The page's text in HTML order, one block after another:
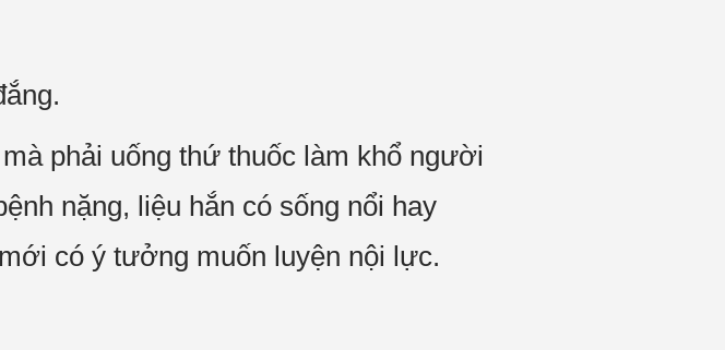
phải uống thứ thuốc làm khổ người
nặng, liệu hắn có sống nổi hay
có ý tưởng muốn luyện nội lực.